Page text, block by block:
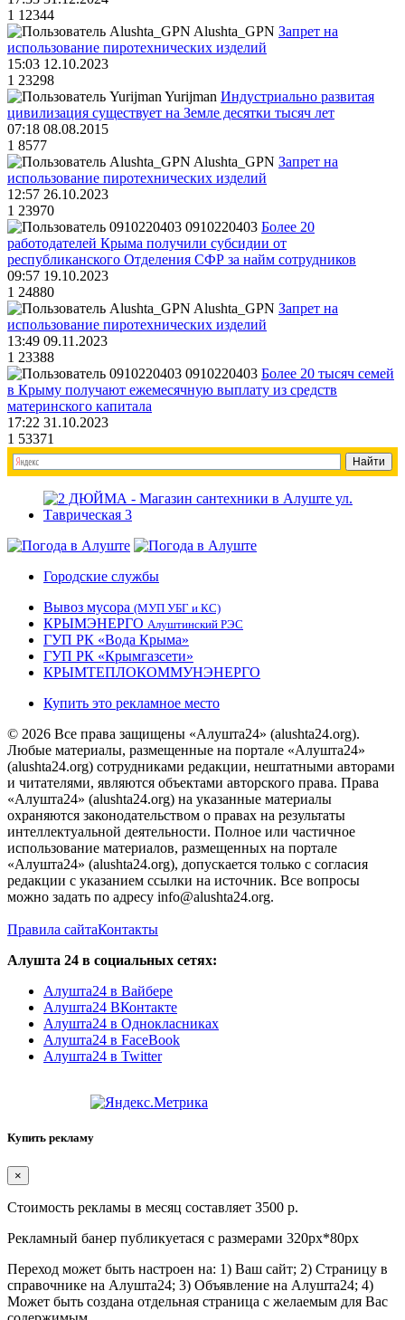
1 12344
Alushta_GPN Запрет на
использование пиротехнических изделий
15:03 12.10.2023
1 23298
Yurijman Индустриально развитая
цивилизация существует на Земле десятки тысяч лет
07:18 08.08.2015
1 8577
Alushta_GPN Запрет на
использование пиротехнических изделий
12:57 26.10.2023
1 23970
0910220403 Более 20
работодателей Крыма получили субсидии от
республиканского Отделения СФР за найм сотрудников
09:57 19.10.2023
1 24880
Alushta_GPN Запрет на
использование пиротехнических изделий
13:49 09.11.2023
1 23388
0910220403 Более 20 тысяч семей
в Крыму получают ежемесячную выплату из средств
материнского капитала
17:22 31.10.2023
1 53371
Городские службы
Вывоз мусора (МУП УБГ и КС)
КРЫМЭНЕРГО Алуштинский РЭС
ГУП РК «Вода Крыма»
ГУП РК «Крымгазсети»
КРЫМТЕПЛОКОММУНЭНЕРГО
Купить это рекламное место
© 2026 Все права защищены «Алушта24» (alushta24.org).
Любые материалы, размещенные на портале «Алушта24»
(alushta24.org) сотрудниками редакции, нештатными авторами
и читателями, являются объектами авторского права. Права
«Алушта24» (alushta24.org) на указанные материалы
охраняются законодательством о правах на результаты
интеллектуальной деятельности. Полное или частичное
использование материалов, размещенных на портале
«Алушта24» (alushta24.org), допускается только с согласия
редакции с указанием ссылки на источник. Все вопросы
можно задать по адресу info@alushta24.org.
Правила сайтаКонтакты
Алушта 24 в социальных сетях:
Алушта24 в Вайбере
Алушта24 ВКонтакте
Алушта24 в Однокласниках
Алушта24 в FaceBook
Алушта24 в Twitter
Купить рекламу
×
Стоимость рекламы в месяц составляет 3500 р.
Рекламный банер публикуетася с размерами 320px*80px
Переход может быть настроен на: 1) Ваш сайт; 2) Страницу в
справочнике на Алушта24; 3) Объявление на Алушта24; 4)
Может быть создана отдельная страница с желаемым для Вас